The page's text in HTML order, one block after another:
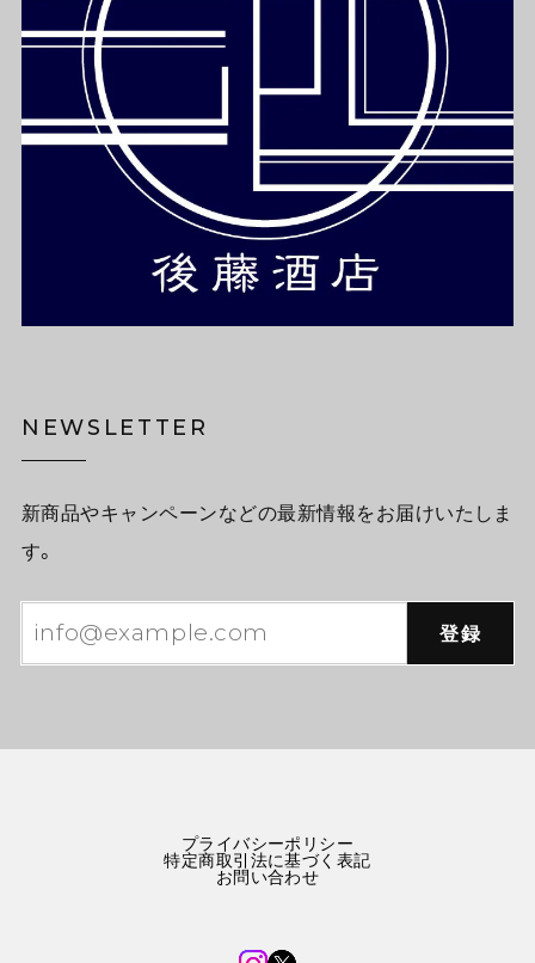
NEWSLETTER
新商品やキャンペーンなどの最新情報をお届けいたしま
す。
登録
プライバシーポリシー
特定商取引法に基づく表記
お問い合わせ